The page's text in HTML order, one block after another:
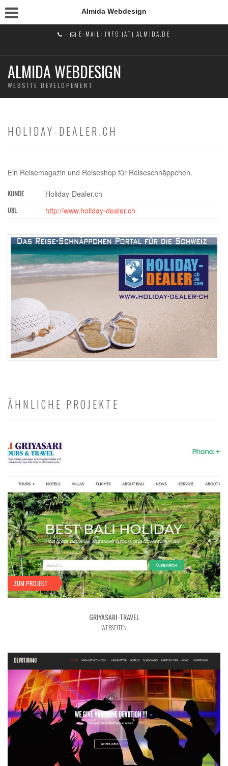
Almida Webdesign
- E-MAIL: INFO (AT) ALMIDA.DE
ALMIDA WEBDESIGN
WEBSITE DEVELOPEMENT
HOLIDAY-DEALER.CH
Ein Reisemagazin und Reiseshop für Reiseschnäppchen.
KUNDE Holiday-Dealer.ch
URL http://www.holiday-dealer.ch
ÄHNLICHE PROJEKTE
ZUM PROJEKT
GRIYASARI-TRAVEL
WEBSEITEN